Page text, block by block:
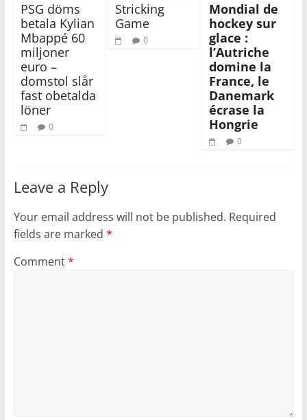
PSG döms
betala Kylian
Mbappé 60
miljoner
euro –
domstol slår
fast obetalda
löner
0
Stricking
Game
0
Mondial de
hockey sur
glace :
l’Autriche
domine la
France, le
Danemark
écrase la
Hongrie
0
Leave a Reply
Your email address will not be published. Required
fields are marked *
Comment*